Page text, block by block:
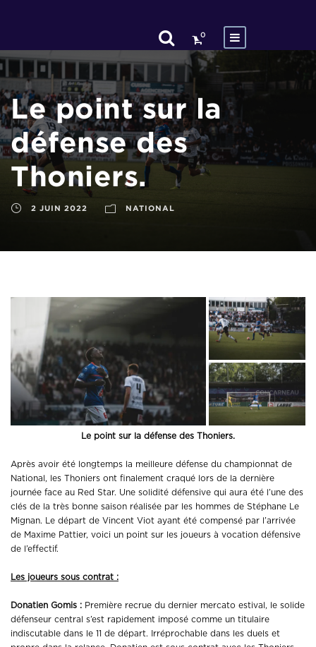
0
Le point sur la
défense des
Thoniers.
2 JUIN 2022 NATIONAL
Le point sur la défense des Thoniers.
Après avoir été longtemps la meilleure défense du championnat de
National, les Thoniers ont finalement craqué lors de la dernière
journée face au Red Star. Une solidité défensive qui aura été l’une des
clés de la très bonne saison réalisée par les hommes de Stéphane Le
Mignan. Le départ de Vincent Viot ayant été compensé par l’arrivée
de Maxime Pattier, voici un point sur les joueurs à vocation défensive
de l’effectif.
Les joueurs sous contrat :
Donatien Gomis : Première recrue du dernier mercato estival, le solide
défenseur central s’est rapidement imposé comme un titulaire
indiscutable dans le 11 de départ. Irréprochable dans les duels et